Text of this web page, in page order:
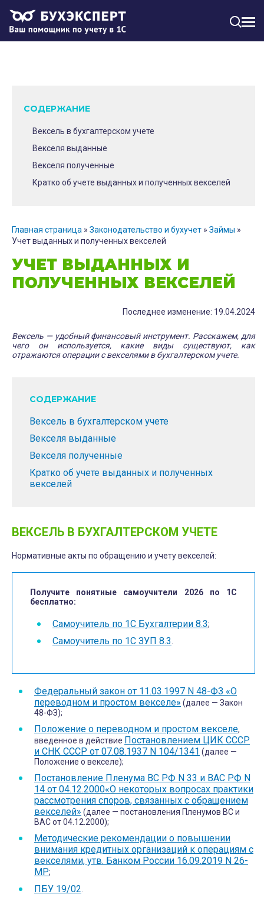
Главная страница » Законодательство и бухучет » Займы »
Учет выданных и полученных векселей
УЧЕТ ВЫДАННЫХ И
ПОЛУЧЕННЫХ ВЕКСЕЛЕЙ
Последнее изменение: 19.04.2024
Вексель — удобный финансовый инструмент. Расскажем, для
чего он используется, какие виды существуют, как
отражаются операции с векселями в бухгалтерском учете.
СОДЕРЖАНИЕ
Вексель в бухгалтерском учете
Векселя выданные
Векселя полученные
Кратко об учете выданных и полученных
векселей
ВЕКСЕЛЬ В БУХГАЛТЕРСКОМ УЧЕТЕ
Нормативные акты по обращению и учету векселей:
Получите понятные самоучители 2026 по 1С
бесплатно:
Самоучитель по 1С Бухгалтерии 8.3;
Самоучитель по 1С ЗУП 8.3
Федеральный закон от 11.03.1997 N 48-ФЗ «О
переводном и простом векселе» (далее — Закон
48-ФЗ);
Положение о переводном и простом векселе,
введенное в действие Постановлением ЦИК СССР
и СНК СССР от 07.08.1937 N 104/1341 (далее —
Положение о векселе);
Постановление Пленума ВС РФ N 33 и ВАС РФ N
14 от 04.12.2000«О некоторых вопросах практики
рассмотрения споров, связанных с обращением
векселей» (далее — постановления Пленумов ВС и
ВАС от 04.12.2000);
Методические рекомендации о повышении
внимания кредитных организаций к операциям с
векселями, утв. Банком России 16.09.2019 N 26-
МР;
ПБУ 19/02
СОДЕРЖАНИЕ
Вексель в бухгалтерском учете
Векселя выданные
Векселя полученные
Кратко об учете выданных и полученных векселей